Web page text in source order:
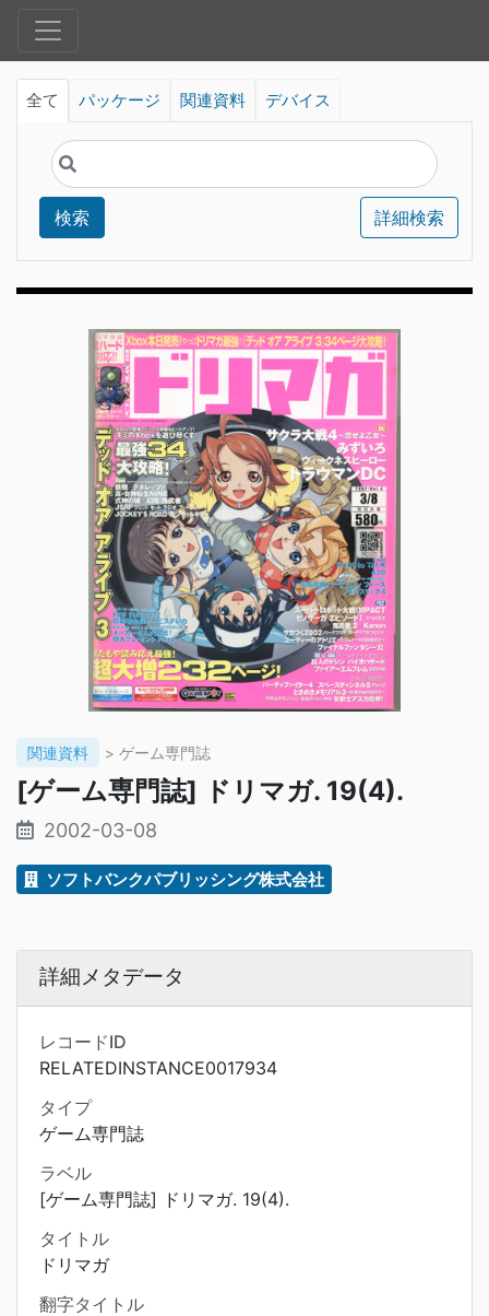
全て パッケージ 関連資料 デバイス
検索 詳細検索
関連資料 > ゲーム専門誌
[ゲーム専門誌] ドリマガ. 19(4).
2002-03-08
ソフトバンクパブリッシング株式会社
詳細メタデータ
レコードID
RELATEDINSTANCE0017934
タイプ
ゲーム専門誌
ラベル
[ゲーム専門誌] ドリマガ. 19(4).
タイトル
ドリマガ
翻字タイトル